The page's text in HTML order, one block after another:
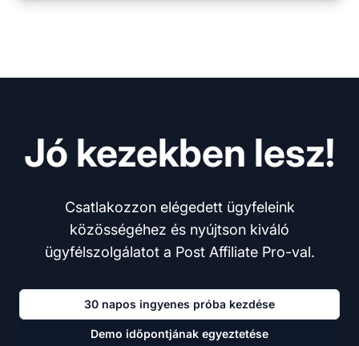
Jó kezekben lesz!
Csatlakozzon elégedett ügyfeleink
közösségéhez és nyújtson kiváló
ügyfélszolgálatot a Post Affiliate Pro-val.
30 napos ingyenes próba kezdése
Demo időpontjának egyeztetése